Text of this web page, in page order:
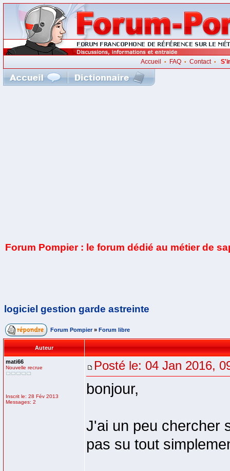
Accueil • FAQ• Contact•
Forum Pompier : le forum dédié au métier de
logiciel gestion garde astreinte
Forum Pompier » Forum libre
Auteur
mati66
Nouvelle recrue
Inscrit le: 28 Fév 2013
Messages: 2
Posté le: 04 Jan 2016,
bonjour,
J'ai un peu chercher
pas su tout